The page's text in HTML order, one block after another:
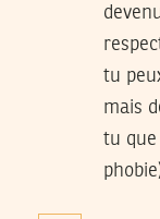
tu
mais
tu que